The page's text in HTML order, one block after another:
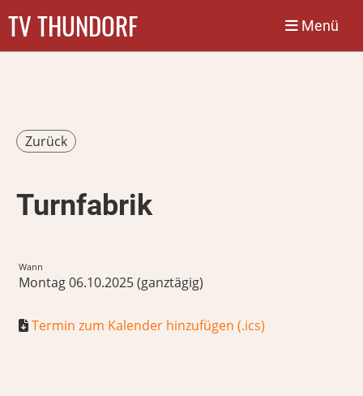
TV THUNDORF Menü
Zurück
Turnfabrik
Wann
Montag 06.10.2025 (ganztägig)
Termin zum Kalender hinzufügen (.ics)